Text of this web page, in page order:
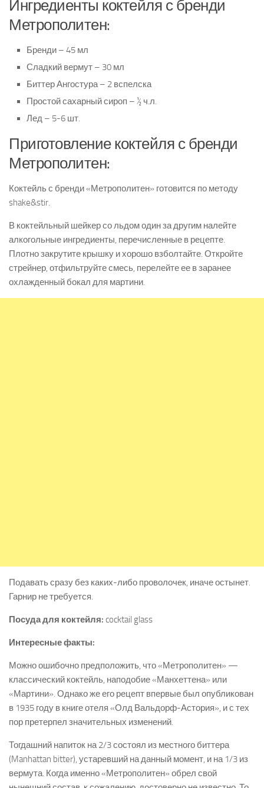
Ингредиенты коктейля с бренди
Метрополитен:
Бренди – 45 мл
Сладкий вермут – 30 мл
Биттер Ангостура – 2 вспелска
Простой сахарный сироп – ½ ч.л.
Лед – 5-6 шт.
Приготовление коктейля с бренди
Метрополитен:
Коктейль с бренди «Метрополитен» готовится по методу
shake&stir.
В коктейльный шейкер со льдом один за другим налейте
алкогольные ингредиенты, перечисленные в рецепте.
Плотно закрутите крышку и хорошо взболтайте. Откройте
стрейнер, отфильтруйте смесь, перелейте ее в заранее
охлажденный бокал для мартини.
Подавать сразу без каких-либо проволочек, иначе остынет.
Гарнир не требуется.
Посуда для коктейля: cocktail glass
Интересные факты:
Можно ошибочно предположить, что «Метрополитен» —
классический коктейль, наподобие «Манхеттена» или
«Мартини». Однако же его рецепт впервые был опубликован
в 1935 году в книге отеля «Олд Вальдорф-Астория», и с тех
пор претерпел значительных изменений.
Тогдашний напиток на 2/3 состоял из местного биттера
(Manhattan bitter), устаревший на данный момент, и на 1/3 из
вермута. Когда именно «Метрополитен» обрел свой